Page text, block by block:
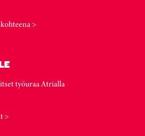
>
työuraa Atrialla
>